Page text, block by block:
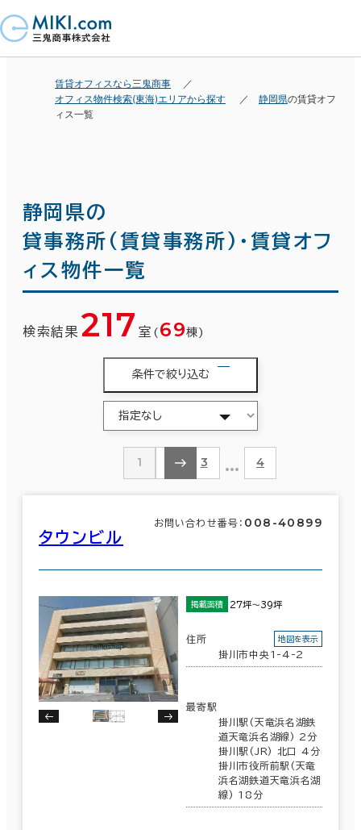
賃貸オフィスなら三鬼商事
オフィス物件検索(東海)エリアから探す
静岡県の賃貸オフ
ィス一覧
静岡県の
貸事務所(賃貸事務所)・賃貸オフ
ィス物件一覧
検索結果 217 室 ( 69棟)
条件で絞り込む
1 2 3 … 4
タウンビル
お問い合わせ番号： 008-40899
掲載面積 27坪～39坪
住所
掛川市中央1-4-2
地図を表示
最寄駅
掛川駅(天竜浜名湖鉄
道天竜浜名湖線) 2分
掛川駅(JR) 北口 4分
掛川市役所前駅(天竜
浜名湖鉄道天竜浜名湖
線) 18分